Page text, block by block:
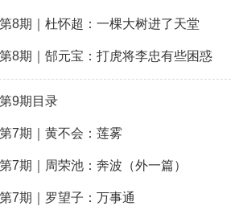
8期｜杜怀超：一棵大树进了天堂
8期｜郜元宝：打虎将李忠有些困惑
9期目录
7期｜黄不会：莲雾
7期｜周荣池：奔波（外一篇）
7期｜罗望子：万事通